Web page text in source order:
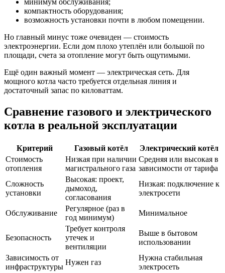
минимум обслуживания;
компактность оборудования;
возможность установки почти в любом помещении.
Но главный минус тоже очевиден — стоимость
электроэнергии. Если дом плохо утеплён или большой по
площади, счета за отопление могут быть ощутимыми.
Ещё один важный момент — электрическая сеть. Для
мощного котла часто требуется отдельная линия и
достаточный запас по киловаттам.
Сравнение газового и электрического
котла в реальной эксплуатации
Критерий Газовый котёл
Электрический котёл
Стоимость
отопления
Низкая при наличии
магистрального газа
Средняя или высокая в
зависимости от тарифа
Сложность
установки
Высокая: проект,
дымоход,
согласования
Низкая: подключение к
электросети
Обслуживание
Регулярное (раз в
год минимум)
Минимальное
Безопасность
Требует контроля
утечек и
вентиляции
Выше в бытовом
использовании
Зависимость от
инфраструктуры
Нужен газ
Нужна стабильная
электросеть